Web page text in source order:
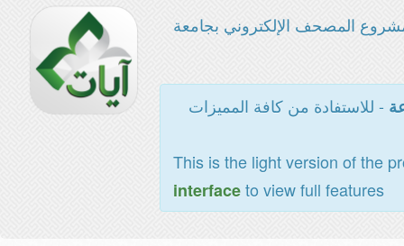
المصحف الإلكتروني بجامعة
- للاستفادة من كافة المميزات
This is the light version of the
interfaceto view full features